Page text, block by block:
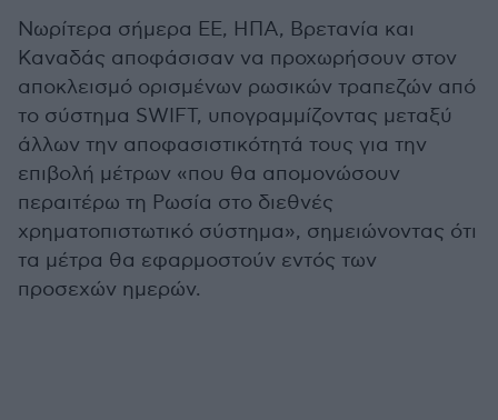
Νωρίτερα σήμερα ΕΕ, ΗΠΑ, Βρετανία και
Καναδάς αποφάσισαν να προχωρήσουν στον
αποκλεισμό ορισμένων ρωσικών τραπεζών από
το σύστημα SWIFT, υπογραμμίζοντας μεταξύ
άλλων την αποφασιστικότητά τους για την
επιβολή μέτρων «που θα απομονώσουν
περαιτέρω τη Ρωσία στο διεθνές
χρηματοπιστωτικό σύστημα», σημειώνοντας ότι
τα μέτρα θα εφαρμοστούν εντός των
προσεχών ημερών.